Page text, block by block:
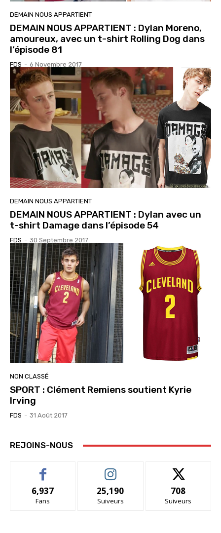
DEMAIN NOUS APPARTIENT
DEMAIN NOUS APPARTIENT : Dylan Moreno,
amoureux, avec un t-shirt Rolling Dog dans
l’épisode 81
FDS - 6 Novembre 2017
DEMAIN NOUS APPARTIENT
DEMAIN NOUS APPARTIENT : Dylan avec un
t-shirt Damage dans l’épisode 54
FDS - 30 Septembre 2017
NON CLASSÉ
SPORT : Clément Remiens soutient Kyrie
Irving
FDS - 31 Août 2017
REJOINS-NOUS
6,937
Fans
25,190
Suiveurs
708
Suiveurs